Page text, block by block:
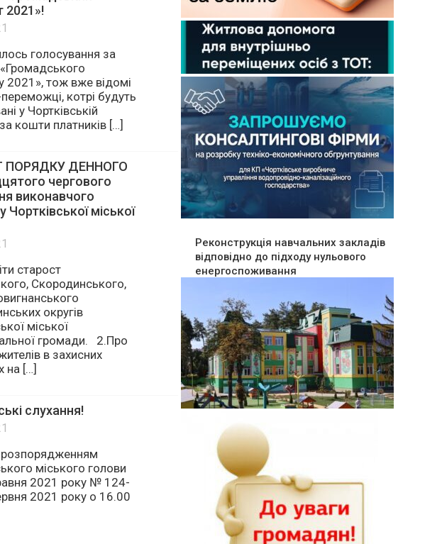
7 переможців
«Громадський
голосування за
тож вже відомі
кошти платників […]
ПОРЯДКУ ДЕННОГО
чергового
виконавчого
Чортківської міської
старост
Скородинського,
округів
міської
на […]
слухання!
розпорядженням
міського голови
Реконструкція навчальних закладів
відповідно до підходу нульового
енергоспоживання